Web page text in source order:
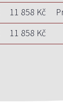
11 858 Kč
11 858 Kč